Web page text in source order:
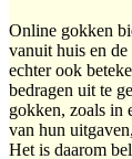
Online gokken
vanuit huis en de
echter ook
bedragen uit te
gokken, zoals in
van hun
Het is daarom